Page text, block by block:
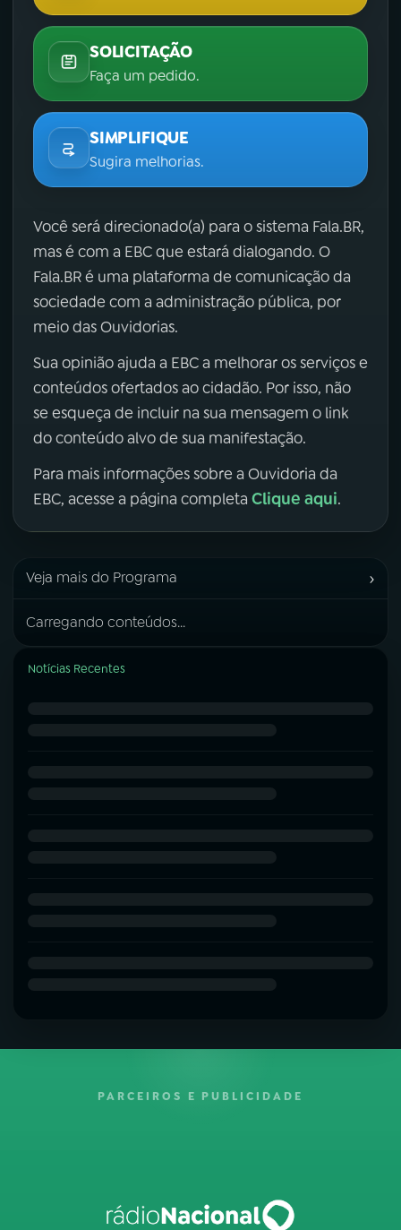
SOLICITAÇÃO
Faça um pedido.
SIMPLIFIQUE
Sugira melhorias.
Você será direcionado(a) para o sistema Fala.BR,
mas é com a EBC que estará dialogando. O
Fala.BR é uma plataforma de comunicação da
sociedade com a administração pública, por
meio das Ouvidorias.
Sua opinião ajuda a EBC a melhorar os serviços e
conteúdos ofertados ao cidadão. Por isso, não
se esqueça de incluir na sua mensagem o link
do conteúdo alvo de sua manifestação.
Para mais informações sobre a Ouvidoria da
EBC, acesse a página completa Clique aqui.
Veja mais do Programa ›
Carregando conteúdos...
Notícias Recentes
PARCEIROS E PUBLICIDADE